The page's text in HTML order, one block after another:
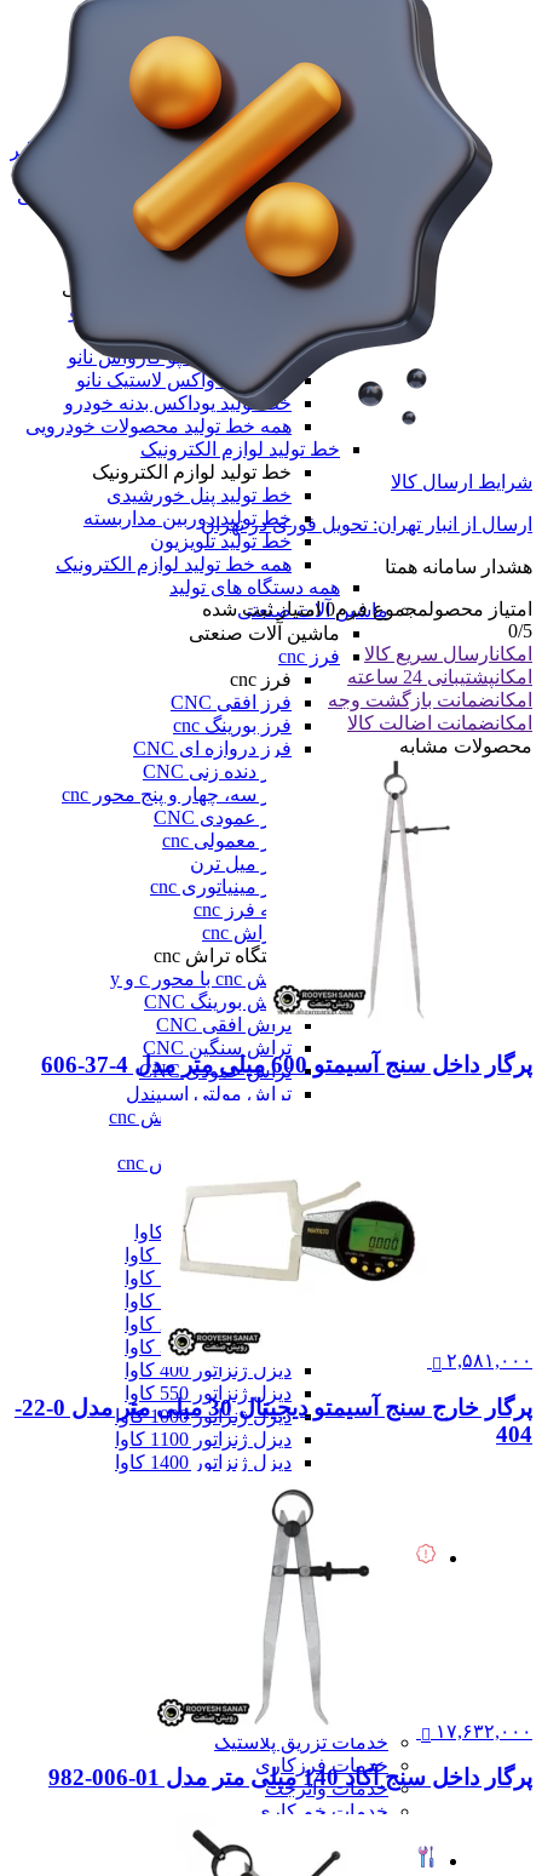
خط تولید مایع ظرفشویی
خط تولید مایع دستشویی
خط تولید پودر شوینده
خط تولید شیشه شور
خط تولید وایتکس
خط تولید مایع سفید کننده و جرمگیر
خط تولید مواد شوینده خانگی
خط تولید محصولات شوینده صنعتی
خط تولید سیم ظرفشویی
همه خط تولید مواد شوینده
خط تولید محصولات خودرویی
خط تولید محصولات خودرویی
خط تولید واکس داشبورد نانو
خط تولید موتور شور
خط تولید شامپو کارواش نانو
خط تولید واکس لاستیک نانو
خط تولید یوداکس بدنه خودرو
همه خط تولید محصولات خودرویی
خط تولید لوازم الکترونیک
خط تولید لوازم الکترونیک
خط تولید پنل خورشیدی
خط تولید دوربین مداربسته
خط تولید تلویزیون
همه خط تولید لوازم الکترونیک
همه دستگاه های تولید
ماشین آلات صنعتی
ماشین آلات صنعتی
فرز cnc
فرز cnc
فرز افقی CNC
فرز بورینگ cnc
فرز دروازه ای CNC
فرز دنده زنی CNC
فرز سه، چهار و پنج محور cnc
فرز عمودی CNC
فرز معمولی cnc
فرز میل ترن
فرز مینیاتوری cnc
همه فرز cnc
دستگاه تراش cnc
دستگاه تراش cnc
تراش cnc با محور c و y
تراش بورینگ CNC
تراش افقی CNC
تراش سنگین CNC
تراش عمودی CNC
تراش مولتی اسپیندل
دستگاه طول تراش cnc
همه دستگاه تراش cnc
دیزل ژنراتور
دیزل ژنراتور
دیزل ژنزاتور 100 کاوا
دیزل ژنراتور 125 کاوا
دیزل ژنزاتور 300 کاوا
دیزل ژنزاتور 400 کاوا
دیزل ژنزاتور 550 کاوا
دیزل ژنزاتور 1000 کاوا
دیزل ژنزاتور 1100 کاوا
دیزل ژنزاتور 1400 کاوا
همه دیزل ژنراتور
همه ماشین آلات صنعتی
همه محصولات
خدمات
خدمات پرینت سه بعدی
خدمات برش لیزر
خدمات تراشکاری
خدمات طراحی قالب
خدمات اسکن 3 بعدی
خدمات تزریق پلاستیک
خدمات فرزکاری
خدمات واترجت
خدمات خم کاری
شرایط ارسال کالا
ارسال از انبار تهران: تحویل فوری در تهران
هشدار سامانه همتا
امتیاز محصولمجموع فرم0امتیاز ثبت شده
0/5
امکانارسال سریع کالا
امکانپشتیبانی 24 ساعته
امکانضمانت بازگشت وجه
امکانضمانت اضالت کالا
محصولات مشابه
پرگار داخل سنج آسیمتو 600 میلی متر مدل 4-37-606
۲,۵۸۱,۰۰۰
پرگار خارج سنج آسیمتو دیجیتال 30 میلی متر مدل 0-22-
404
۱۷,۶۳۲,۰۰۰
پرگار داخل سنج آکاد 140 میلی متر مدل 01-006-982